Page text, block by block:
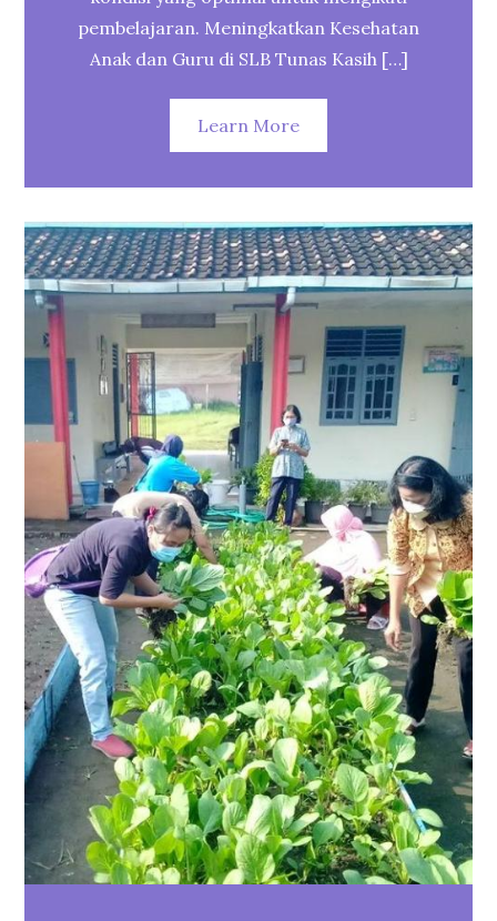
pembelajaran. Meningkatkan Kesehatan
Anak dan Guru di SLB Tunas Kasih […]
Learn More